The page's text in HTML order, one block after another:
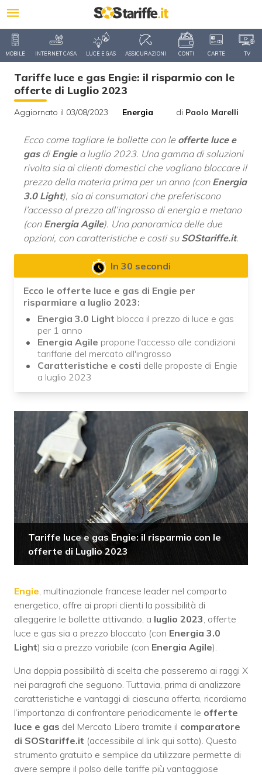
MOBILE INTERNET CASA LUCE E GAS ASSICURAZIONI CONTI CARTE TV
Tariffe luce e gas Engie: il risparmio con le
offerte di Luglio 2023
Aggiornato il 03/08/2023 Energia di Paolo Marelli
Ecco come tagliare le bollette con le offerte luce e
gasdi Engiea luglio 2023. Una gamma di soluzioni
rivolta sia ai clienti domestici che vogliano bloccare il
prezzo della materia prima per un anno (con Energia
3.0 Light), sia ai consumatori che preferiscono
l’accesso al prezzo all’ingrosso di energia e metano
(con Energia Agile). Una panoramica delle due
opzioni, con caratteristiche e costi su SOStariffe.it.
In 30 secondi
Ecco le offerte luce e gas di Engie per
risparmiare a luglio 2023:
Energia 3.0 Light blocca il prezzo di luce e gas
per 1 anno
Energia Agile propone l'accesso alle condizioni
tariffarie del mercato all'ingrosso
Caratteristiche e costi delle proposte di Engie
a luglio 2023
Tariffe luce e gas Engie: il risparmio con le
offerte di Luglio 2023
Engie , multinazionale francese leader nel comparto
energetico, offre ai propri clienti la possibilità di
alleggerire le bollette attivando, a luglio 2023 , offerte
luce e gas sia a prezzo bloccato (con Energia 3.0
Light) sia a prezzo variabile (con Energia Agile).
Una doppia possibilità di scelta che passeremo ai raggi X
nei paragrafi che seguono. Tuttavia, prima di analizzare
caratteristiche e vantaggi di ciascuna offerta, ricordiamo
l’importanza di confrontare periodicamente le offerte
luce e gas del Mercato Libero tramite il comparatore
di SOStariffe.it (accessibile al link qui sotto). Questo
strumento gratuito e semplice da utilizzare permette di
avere sempre il polso delle tariffe più vantaggiose